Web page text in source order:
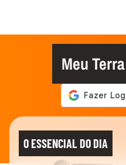
Meu Terra
O ESSENCIAL DO DIA